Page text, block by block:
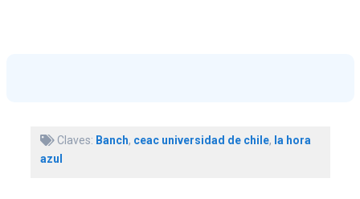
Claves: Banch, ceac universidad de chile, la hora
azul